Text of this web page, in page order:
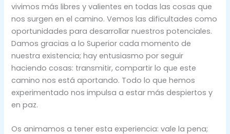
vivimos más libres y valientes en todas las cosas que
nos surgen en el camino. Vemos las dificultades como
oportunidades para desarrollar nuestros potenciales.
Damos gracias a lo Superior cada momento de
nuestra existencia; hay entusiasmo por seguir
haciendo cosas: transmitir, compartir lo que este
camino nos está aportando. Todo lo que hemos
experimentado nos impulsa a estar más despiertos y
en paz.
Os animamos a tener esta experiencia: vale la pena;